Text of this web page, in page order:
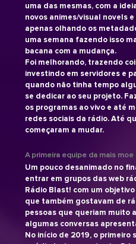
uma das mesmas, com a
novos animes/visual novels
apenas olhando os
uma semana fazendo isso
bacana com a mudança.
Foi melhorando, trazendo
investindo em servidores e
quando não tinha tempo
se dedicar ao seu projeto.
os programas ao vivo e até
redes sociais da rádio. Até
começaram a mudar.
A primeira equipe da mais moe
Um pouco desanimado no
entrar em grupos das web
Rádio Blast! com um
que também gostavam de
pessoas que queriam muito
algumas conversas
No início de 2019, o primeiro